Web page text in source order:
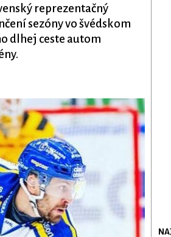
reprezentačný
sezóny vo švédskom
dlhej ceste autom